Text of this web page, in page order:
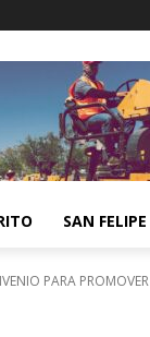
SAN FELIPE
PARA